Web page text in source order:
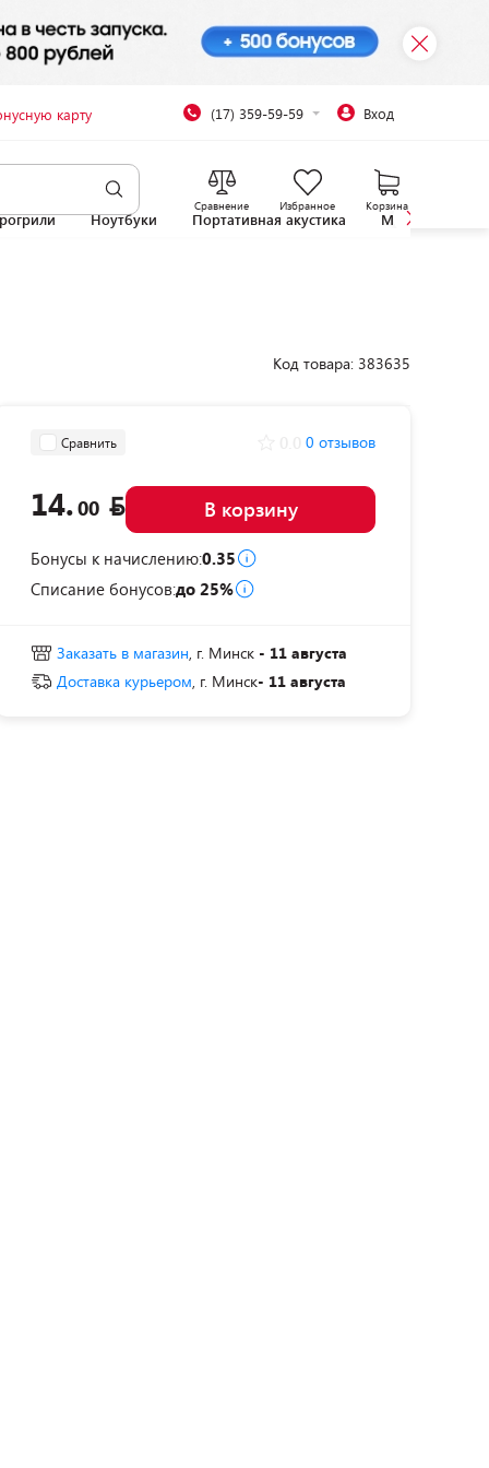
карту (17) 359-59-59 Вход
Сравнение Избранное Корзина
Ноутбуки Портативная акустика
Код товара: 383635
Сравнить 0 отзывов
14.00 В корзину
Бонусы к начислению:0.35
Списание бонусов:до 25%
Заказать в магазин, г. Минск - 11 августа
Доставка курьером, г. Минск- 11 августа